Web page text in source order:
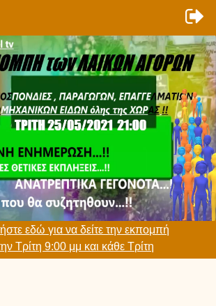
εδώ για να δείτε την εκπομπή
Τρίτη 9:00 μμ και κάθε Τρίτη